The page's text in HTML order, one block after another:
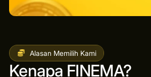
Alasan Memilih Kami
Kenapa FINEMA?